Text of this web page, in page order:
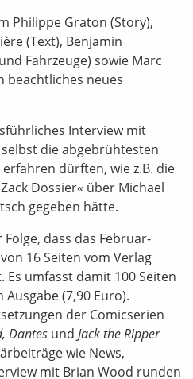
Philippe Graton (Story),
(Text), Benjamin
Fahrzeuge) sowie Marc
beachtliches neues
Interview mit
die abgebrühtesten
dürften, wie z.B. die
Dossier« über Michael
gegeben hätte.
dass das Februar-
16 Seiten vom Verlag
umfasst damit 100 Seiten
(7,90 Euro).
der Comicserien
Dantes und Jack the Ripper
wie News,
mit Brian Wood runden